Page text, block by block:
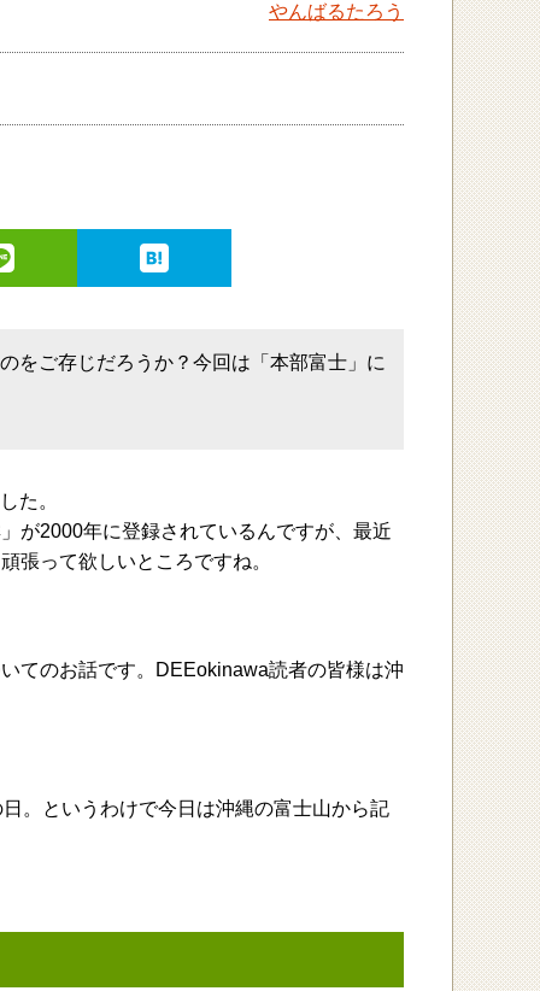
やんばるたろう
をご存じだろうか？今回は「本部富士」に
た。
が2000年に登録されているんですが、最近
張って欲しいところですね。
てのお話です。DEEokinawa読者の皆様は沖
。というわけで今日は沖縄の富士山から記